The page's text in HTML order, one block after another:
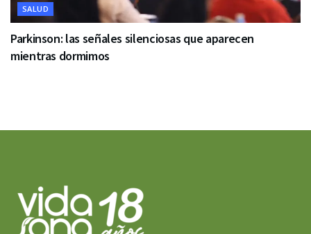
SALUD
Parkinson: las señales silenciosas que aparecen
mientras dormimos